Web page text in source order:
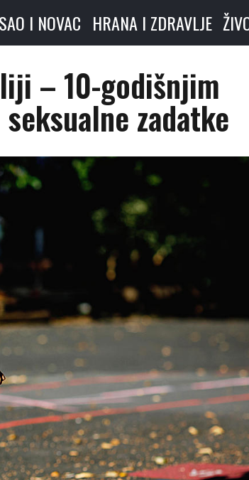
I NOVAC HRANA I ZDRAVLJE
– 10-godišnjim
zadatke